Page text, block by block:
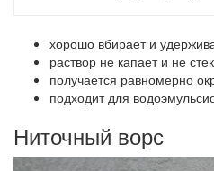
хорошо вбирает и
раствор не капает и не
получается равномерно
подходит для
Ниточный ворс